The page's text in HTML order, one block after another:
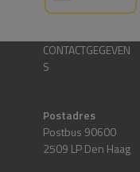
CONTACTGEGEVEN
S
Postadres
Postbus 90600
2509 LP Den Haag